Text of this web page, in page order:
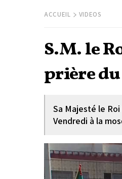
ACCUEIL VIDEOS
S.M. le
prière du
Sa Majesté le
Vendredi à la